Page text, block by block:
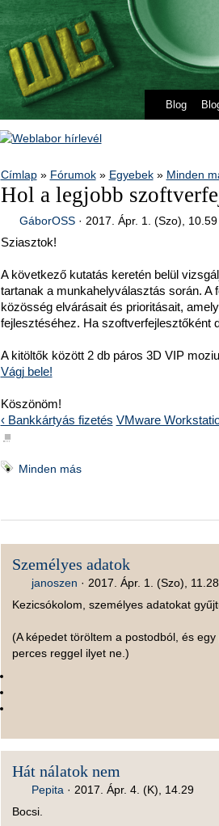
Blog
Címlap» Fórumok» Egyebek» Minden
Hol a legjobb
GáborOSS · 2017. Ápr. 1. (Szo), 10.59
Sziasztok!
A következő kutatás keretén belül
tartanak a munkahelyválasztás során.
közösség elvárásait és prioritásait,
fejlesztéséhez. Ha szoftverfejlesztőként
A kitöltők között 2 db páros 3D VIP
Vágj bele!
Köszönöm!
‹ Bankkártyás fizetés VMware
■
Minden más
Személyes adatok
janoszen · 2017. Ápr. 1. (Szo), 11.28
Kezicsókolom, személyes adatokat
(A képedet töröltem a postodból, és
perces reggel ilyet ne.)
Hát nálatok nem
Pepita · 2017. Ápr. 4. (K), 14.29
Bocsi.